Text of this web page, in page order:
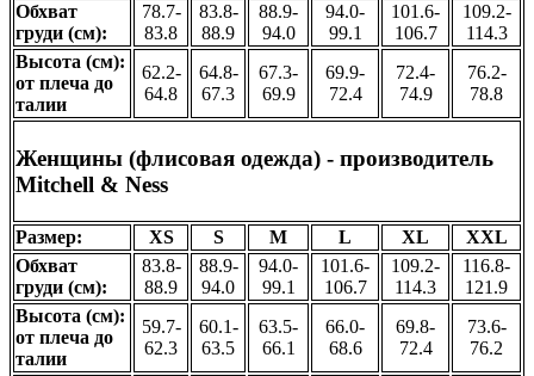
Обхват
груди (см):
78.7-
83.8
83.8-
88.9
88.9-
94.0
94.0-
99.1
101.6-
106.7
109.2-
114.3
Высота (см):
от плеча до
талии
62.2-
64.8
64.8-
67.3
67.3-
69.9
69.9-
72.4
72.4-
74.9
76.2-
78.8
Женщины (флисовая одежда) - производитель
Mitchell & Ness
Размер: XS S M L XL
XXL
Обхват
груди (см):
83.8-
88.9
88.9-
94.0
94.0-
99.1
101.6-
106.7
109.2-
114.3
116.8-
121.9
Высота (см):
от плеча до
талии
59.7-
62.3
60.1-
63.5
63.5-
66.1
66.0-
68.6
69.8-
72.4
73.6-
76.2